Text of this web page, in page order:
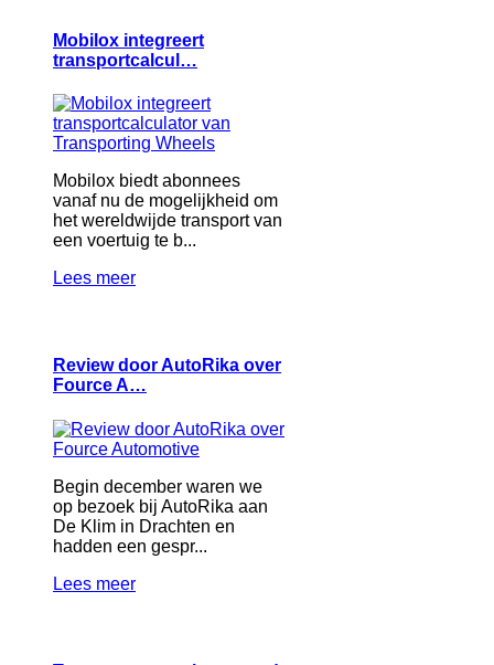
Mobilox integreert
transportcalcul…
Mobilox biedt abonnees
vanaf nu de mogelijkheid om
het wereldwijde transport van
een voertuig te b...
Lees meer
Review door AutoRika over
Fource A…
Begin december waren we
op bezoek bij AutoRika aan
De Klim in Drachten en
hadden een gespr...
Lees meer